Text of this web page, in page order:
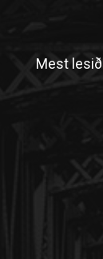
Mest